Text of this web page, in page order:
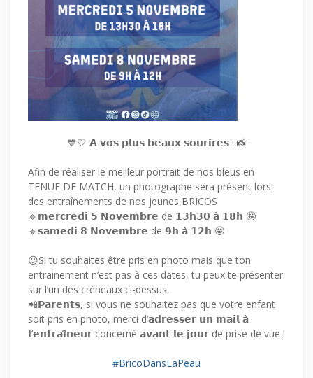
💙🤍 𝗔̀ 𝘃𝗼𝘀 𝗽𝗹𝘂𝘀 𝗯𝗲𝗮𝘂𝘅 𝘀𝗼𝘂𝗿𝗶𝗿𝗲𝘀 ! 📸
Afin de réaliser le meilleur portrait de nos bleus en
TENUE DE MATCH, un photographe sera présent lors
des entraînements de nos jeunes BRICOS
🔹𝗺𝗲𝗿𝗰𝗿𝗲𝗱𝗶 𝟱 𝗡𝗼𝘃𝗲𝗺𝗯𝗿𝗲 de 𝟭𝟯𝗵𝟯𝟬 𝗮̀ 𝟭𝟴𝗵 🤩
🔹𝘀𝗮𝗺𝗲𝗱𝗶 𝟴 𝗡𝗼𝘃𝗲𝗺𝗯𝗿𝗲 de 𝟵𝗵 𝗮̀ 𝟭𝟮𝗵 🤩
😉Si tu souhaites être pris en photo mais que ton
entrainement n’est pas à ces dates, tu peux te présenter
sur l’un des créneaux ci-dessus.
📲𝗣𝗮𝗿𝗲𝗻𝘁𝘀, si vous ne souhaitez pas que votre enfant
soit pris en photo, merci d’𝗮𝗱𝗿𝗲𝘀𝘀𝗲𝗿 𝘂𝗻 𝗺𝗮𝗶𝗹 𝗮̀
𝗹’𝗲𝗻𝘁𝗿𝗮𝗶̂𝗻𝗲𝘂𝗿 concerné 𝗮𝘃𝗮𝗻𝘁 𝗹𝗲 𝗷𝗼𝘂𝗿 de prise de vue !
#BricoDansLaPeau